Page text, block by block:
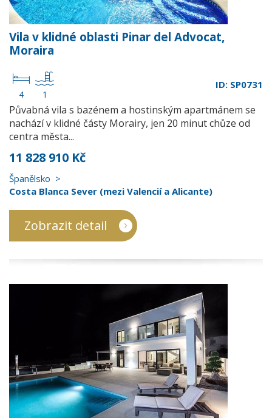
Vila v klidné oblasti Pinar del Advocat,
Moraira
4 1
ID: SP0731
Půvabná vila s bazénem a hostinským apartmánem se
nachází v klidné částy Morairy, jen 20 minut chůze od
centra města...
11 828 910 Kč
Španělsko
Costa Blanca Sever (mezi Valencií a Alicante)
Zobrazit detail